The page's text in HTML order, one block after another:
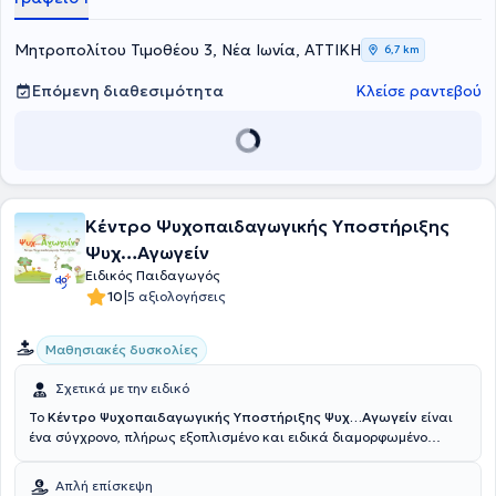
στις μαθησιακές δυσκολίες, στην καθυστέρηση λόγου, καθώς και
Μητροπολίτου Τιμοθέου 3, Νέα Ιωνία, ΑΤΤΙΚΗ 6,7 km
Επόμενη διαθεσιμότητα Κλείσε ραντεβού
Κέντρο Ψυχοπαιδαγωγικής Υποστήριξης
Ψυχ…Αγωγείν
Ειδικός Παιδαγωγός
10|5 αξιολογήσεις
Μαθησιακές δυσκολίες
Σχετικά με την ειδικό
Το Κέντρο Ψυχοπαιδαγωγικής Υποστήριξης Ψυχ…Αγωγείν είναι
ένα σύγχρονο, πλήρως εξοπλισμένο και ειδικά διαμορφωμένο
και των ενηλίκων. Στόχος του Kέντρου είναι να παρέχει
Απλή επίσκεψη